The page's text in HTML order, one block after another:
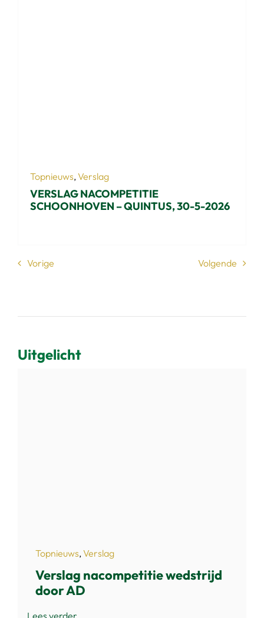
Topnieuws, Verslag
VERSLAG NACOMPETITIE
SCHOONHOVEN – QUINTUS, 30-5-2026
Vorige Volgende
Uitgelicht
Topnieuws,Verslag
Verslag nacompetitie wedstrijd
door AD